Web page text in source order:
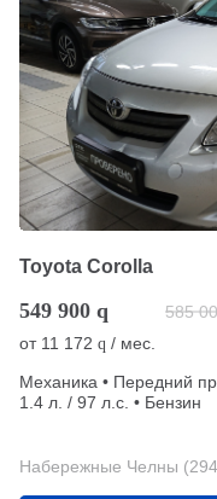
Toyota Corolla
549 900 q 585
от 11 172 q / мес.
Механика • Передний
1.4 л. / 97 л.с. • Бензин
Набережные Челны